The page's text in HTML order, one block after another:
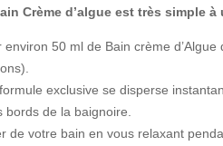
Crème d’algue est très simple à
environ 50 ml de Bain crème
exclusive se disperse
bords de la baignoire.
de votre bain en vous relaxant